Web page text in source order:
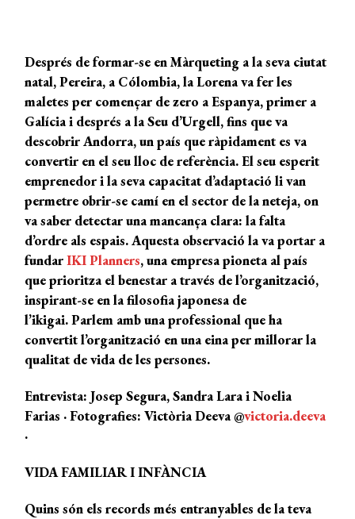
Després de formar-se en Màrqueting a la seva ciutat
natal, Pereira, a Cólombia, la Lorena va fer les
maletes per començar de zero a Espanya, primer a
Galícia i després a la Seu d’Urgell, fins que va
descobrir Andorra, un país que ràpidament es va
convertir en el seu lloc de referència. El seu esperit
emprenedor i la seva capacitat d’adaptació li van
permetre obrir-se camí en el sector de la neteja, on
va saber detectar una mancança clara: la falta
d’ordre als espais. Aquesta observació la va portar a
fundarIKI Planners, una empresa pioneta al país
que prioritza el benestar a través de l’organització,
inspirant-se en la filosofia japonesa de
l’ikigai. Parlem amb una professional que ha
convertit l’organització en una eina per millorar la
qualitat de vida de les persones.
Entrevista: Josep Segura, Sandra Lara i Noelia
Farias · Fotografies: Victòria Deeva @victoria.deeva
·
VIDA FAMILIAR I INFÀNCIA
Quins són els records més entranyables de la teva